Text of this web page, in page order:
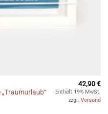
42,90€
Enthält 19% MwSt.
zzgl.Versand